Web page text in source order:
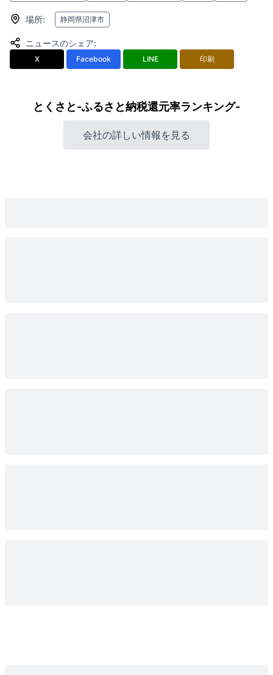
場所: 静岡県沼津市
ニュースのシェア:
X Facebook LINE 印刷
とくさと-ふるさと納税還元率ランキング-
会社の詳しい情報を見る